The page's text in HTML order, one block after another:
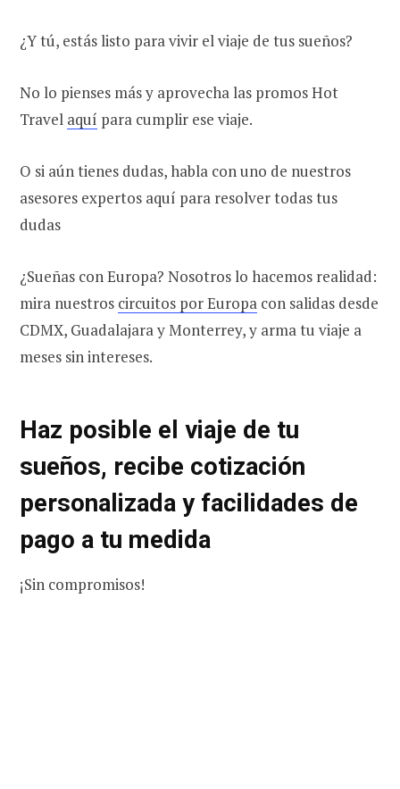
¿Y tú, estás listo para vivir el viaje de tus sueños?
No lo pienses más y aprovecha las promos Hot
Travel aquí para cumplir ese viaje.
O si aún tienes dudas, habla con uno de nuestros
asesores expertos aquí para resolver todas tus
dudas
¿Sueñas con Europa? Nosotros lo hacemos realidad:
mira nuestros circuitos por Europa con salidas desde
CDMX, Guadalajara y Monterrey, y arma tu viaje a
meses sin intereses.
Haz posible el viaje de tu
sueños, recibe cotización
personalizada y facilidades de
pago a tu medida
¡Sin compromisos!